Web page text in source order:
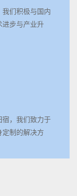
们积极与国内
进步与产业升
宿，我们致力于
制的解决方